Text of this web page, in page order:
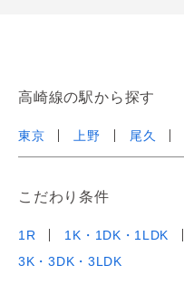
高崎線の駅から探す
東京 上野 尾久
こだわり条件
1R 1K・1DK・1LDK
3K・3DK・3LDK